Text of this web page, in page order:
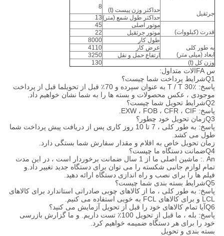
جرثقیل حداکثر وزن پیست (t)
8
حداکثر طول شمع (متر)13
قدرت (کیلووات)
موتور اصلی
45
موتور جرثقیل
22
به طور کلی
ابعاد (میلی متر)
طول کار
8000
عرض کار
4110
ارتفاع حمل و نقل
3250
وزن کل (t)
130
س FAالات متداول:
Q1شرایط پرداخت شما چیست؟
پاسخ: T / T 30٪ به عنوان سپرده و 70٪ قبل از تحویلما قبل از پرداخت
موجودی ، عکس محصولات و بسته ها را به شما نشان خواهیم داد.
Q2شرایط تحویل شما چیست؟
پاسخ: EXW ، FOB ، CFR ، CIF.
Q3زمان تحویل خود چطور؟
پاسخ: به طور کلی ، 7 تا 10 روز کاری پس از دریافت پیش پرداخت شما
طول می کشد.
زمان تحویل خاص به اقلام و مقدار سفارش شما بستگی دارد.
Q4ضمانت دستگاه ما چیست؟
An .: ماشین اصلی ما از 1 سال ضمانت برخوردار است ، در این مدت
تمام لوازم جانبی شکسته را می توان برای دستگاه جدید تغییر داد.و
فیلم ها را برای نصب و راه اندازی دستگاه ارائه دهید.
Q5شرایط بسته بندی شما چیست؟
پاسخ: به طور کلی ، ما از کالاهای چوبی صادراتی استاندارد برای کالاهای
LCL و برای کالاهای FCL به خوبی استفاده می کنیم.
Q6آیا تمام کالاهای خود را قبل از تحویل آزمایش می کنید؟
پاسخ: بله ، ما قبل از تحویل 100٪ تست داریم. و ما گزارش بازرسی
خود را برای هر دستگاه ضمیمه خواهیم کرد.
بسته بندی و تحویل